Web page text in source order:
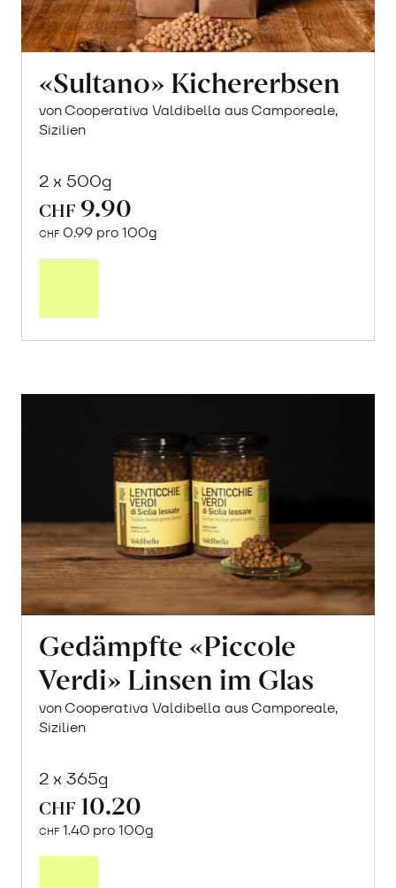
«Sultano» Kichererbsen
von Cooperativa Valdibella aus Camporeale,
Sizilien
2 x 500g
CHF 9.90
CHF 0.99 pro 100g
Gedämpfte «Piccole
Verdi» Linsen im Glas
von Cooperativa Valdibella aus Camporeale,
Sizilien
2 x 365g
CHF 10.20
CHF 1.40 pro 100g